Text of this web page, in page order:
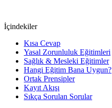
İçindekiler
Kısa Cevap
Yasal Zorunluluk Eğitimleri
Sağlık & Mesleki Eğitimler
Hangi Eğitim Bana Uygun?
Ortak Prensipler
Kayıt Akışı
Sıkça Sorulan Sorular